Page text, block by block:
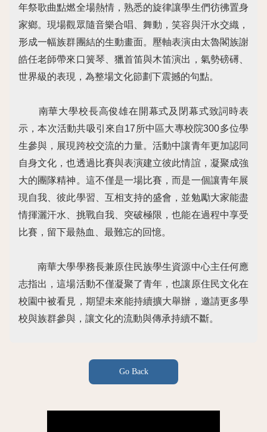
年祭歌曲點燃全場熱情，熟悉的旋律讓學生們彷彿置身
家鄉。現場觀眾隨音樂合唱、舞動，笑容與汗水交織，
形成一幅族群團結的生動畫面。壓軸表演由太魯閣族謝
皓任老師帶來口簧琴、獵首笛與木笛演出，氣勢磅礡、
世界級的表現，為整場文化節劃下震撼的句點。
南華大學校長高俊雄在開幕式及閉幕式致詞時表
示，本次活動共吸引來自17所中區大專校院300多位學
生參與，展現跨校交流的力量。活動中讓青年更加認同
自身文化，也透過比賽與表演建立彼此情誼，凝聚成強
大的團隊精神。這不僅是一場比賽，而是一個讓青年展
現自我、彼此學習、互相支持的盛會，並勉勵大家能盡
情揮灑汗水、挑戰自我、突破極限，也能在過程中享受
比賽，留下最熱血、最難忘的回憶。
南華大學學務長兼原住民族學生資源中心主任何應
志指出，這場活動不僅凝聚了青年，也讓原住民文化在
校園中被看見，期望未來能持續擴大舉辦，邀請更多學
校與族群參與，讓文化的流動與傳承持續不斷。
Go Back